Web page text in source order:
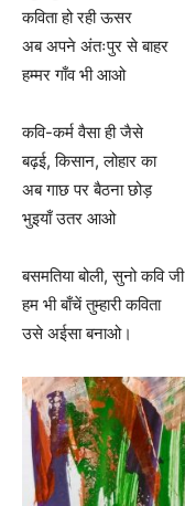
कविता हो रही ऊसर
अब अपने अंतःपुर से बाहर
हम्मर गाँव भी आओ
कवि-कर्म वैसा ही जैसे
बढ़ई, किसान, लोहार का
अब गाछ पर बैठना छोड़
भुइयाँ उतर आओ
बसमतिया बोली, सुनो कवि जी
हम भी बाँचें तुम्हारी कविता
उसे अईसा बनाओ।